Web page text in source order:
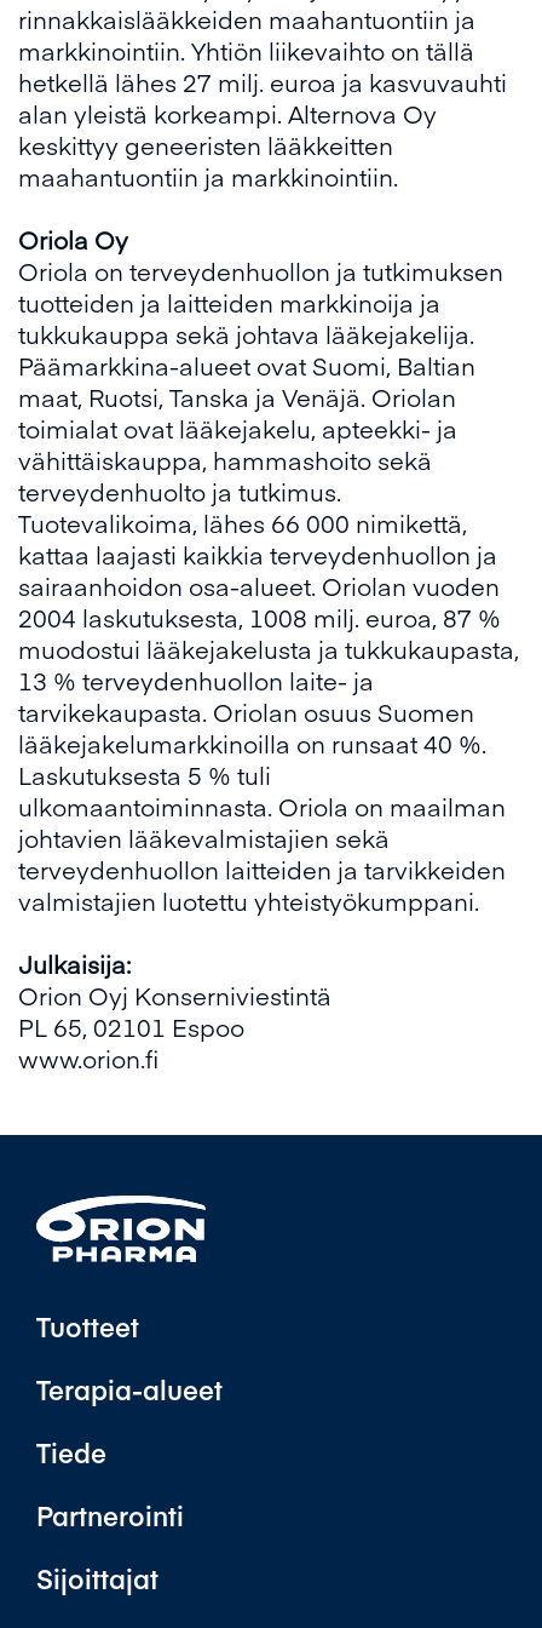
rinnakkaislääkkeiden maahantuontiin ja
markkinointiin. Yhtiön liikevaihto on tällä
hetkellä lähes 27 milj. euroa ja kasvuvauhti
alan yleistä korkeampi. Alternova Oy
keskittyy geneeristen lääkkeitten
maahantuontiin ja markkinointiin.
Oriola Oy
Oriola on terveydenhuollon ja tutkimuksen
tuotteiden ja laitteiden markkinoija ja
tukkukauppa sekä johtava lääkejakelija.
Päämarkkina-alueet ovat Suomi, Baltian
maat, Ruotsi, Tanska ja Venäjä. Oriolan
toimialat ovat lääkejakelu, apteekki- ja
vähittäiskauppa, hammashoito sekä
terveydenhuolto ja tutkimus.
Tuotevalikoima, lähes 66 000 nimikettä,
kattaa laajasti kaikkia terveydenhuollon ja
sairaanhoidon osa-alueet. Oriolan vuoden
2004 laskutuksesta, 1008 milj. euroa, 87 %
muodostui lääkejakelusta ja tukkukaupasta,
13 % terveydenhuollon laite- ja
tarvikekaupasta. Oriolan osuus Suomen
lääkejakelumarkkinoilla on runsaat 40 %.
Laskutuksesta 5 % tuli
ulkomaantoiminnasta. Oriola on maailman
johtavien lääkevalmistajien sekä
terveydenhuollon laitteiden ja tarvikkeiden
valmistajien luotettu yhteistyökumppani.
Julkaisija:
Orion Oyj Konserniviestintä
PL 65, 02101 Espoo
www.orion.fi
Tuotteet
Terapia-alueet
Tiede
Partnerointi
Sijoittajat